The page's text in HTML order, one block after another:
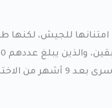
امتنانها للجيش، لكنها
أخرى، اعتبرت حركة حماس أن